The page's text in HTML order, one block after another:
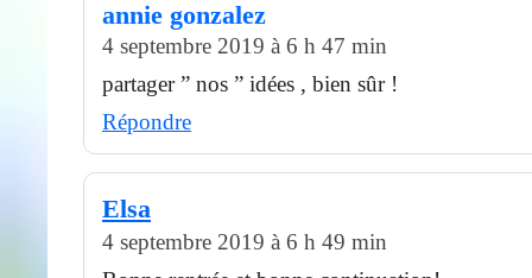
annie gonzalez
4 septembre 2019 à 6 h 47 min
partager ” nos ” idées , bien sûr !
Répondre
Elsa
4 septembre 2019 à 6 h 49 min